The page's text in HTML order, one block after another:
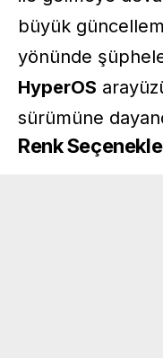
büyük
yönünde
HyperOS
sürümüne
Renk